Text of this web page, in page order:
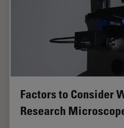
Factors to Consider
Research